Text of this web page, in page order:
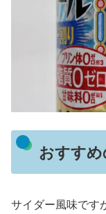
おすす
サイダー風味です